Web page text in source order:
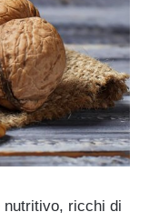
nutritivo, ricchi di